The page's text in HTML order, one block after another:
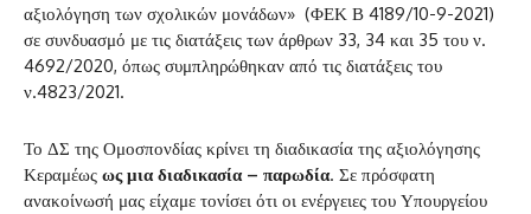
αξιολόγηση των σχολικών μονάδων» (ΦΕΚ Β 4189/10-9-2021)
σε συνδυασμό με τις διατάξεις των άρθρων 33, 34 και 35 του ν.
4692/2020, όπως συμπληρώθηκαν από τις διατάξεις του
ν.4823/2021.
Το ΔΣ της Ομοσπονδίας κρίνει τη διαδικασία της αξιολόγησης
Κεραμέως ως μια διαδικασία – παρωδία. Σε πρόσφατη
ανακοίνωσή μας είχαμε τονίσει ότι οι ενέργειες του Υπουργείου